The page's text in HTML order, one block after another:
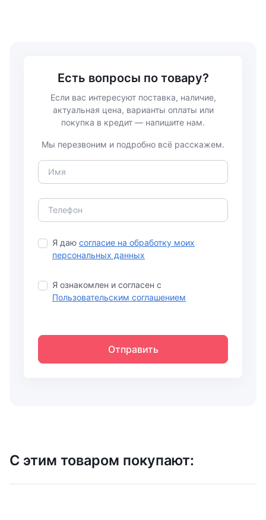
Есть вопросы по товару?
Если вас интересуют поставка, наличие,
актуальная цена, варианты оплаты или
покупка в кредит — напишите нам.
Мы перезвоним и подробно всё расскажем.
Я даю согласие на обработку моих
персональных данных
Я ознакомлен и согласен с
Пользовательским соглашением
Отправить
С этим товаром покупают: